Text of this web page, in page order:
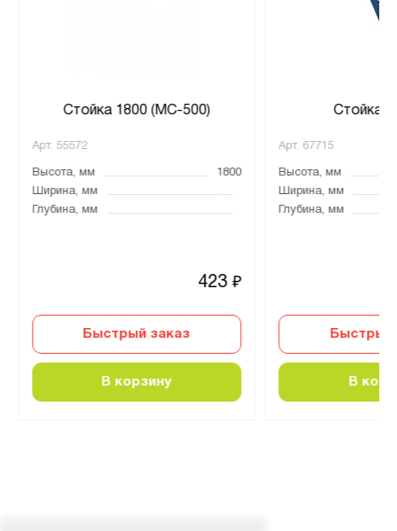
Стойка 1800 (МС-500)
Арт. 55572
Высота, мм
1800
Ширина, мм
Глубина, мм
423₽
Быстрый заказ
В корзину
Стойка
Арт. 67715
Высота, мм
Ширина, мм
Глубина, мм
Быстрый
В